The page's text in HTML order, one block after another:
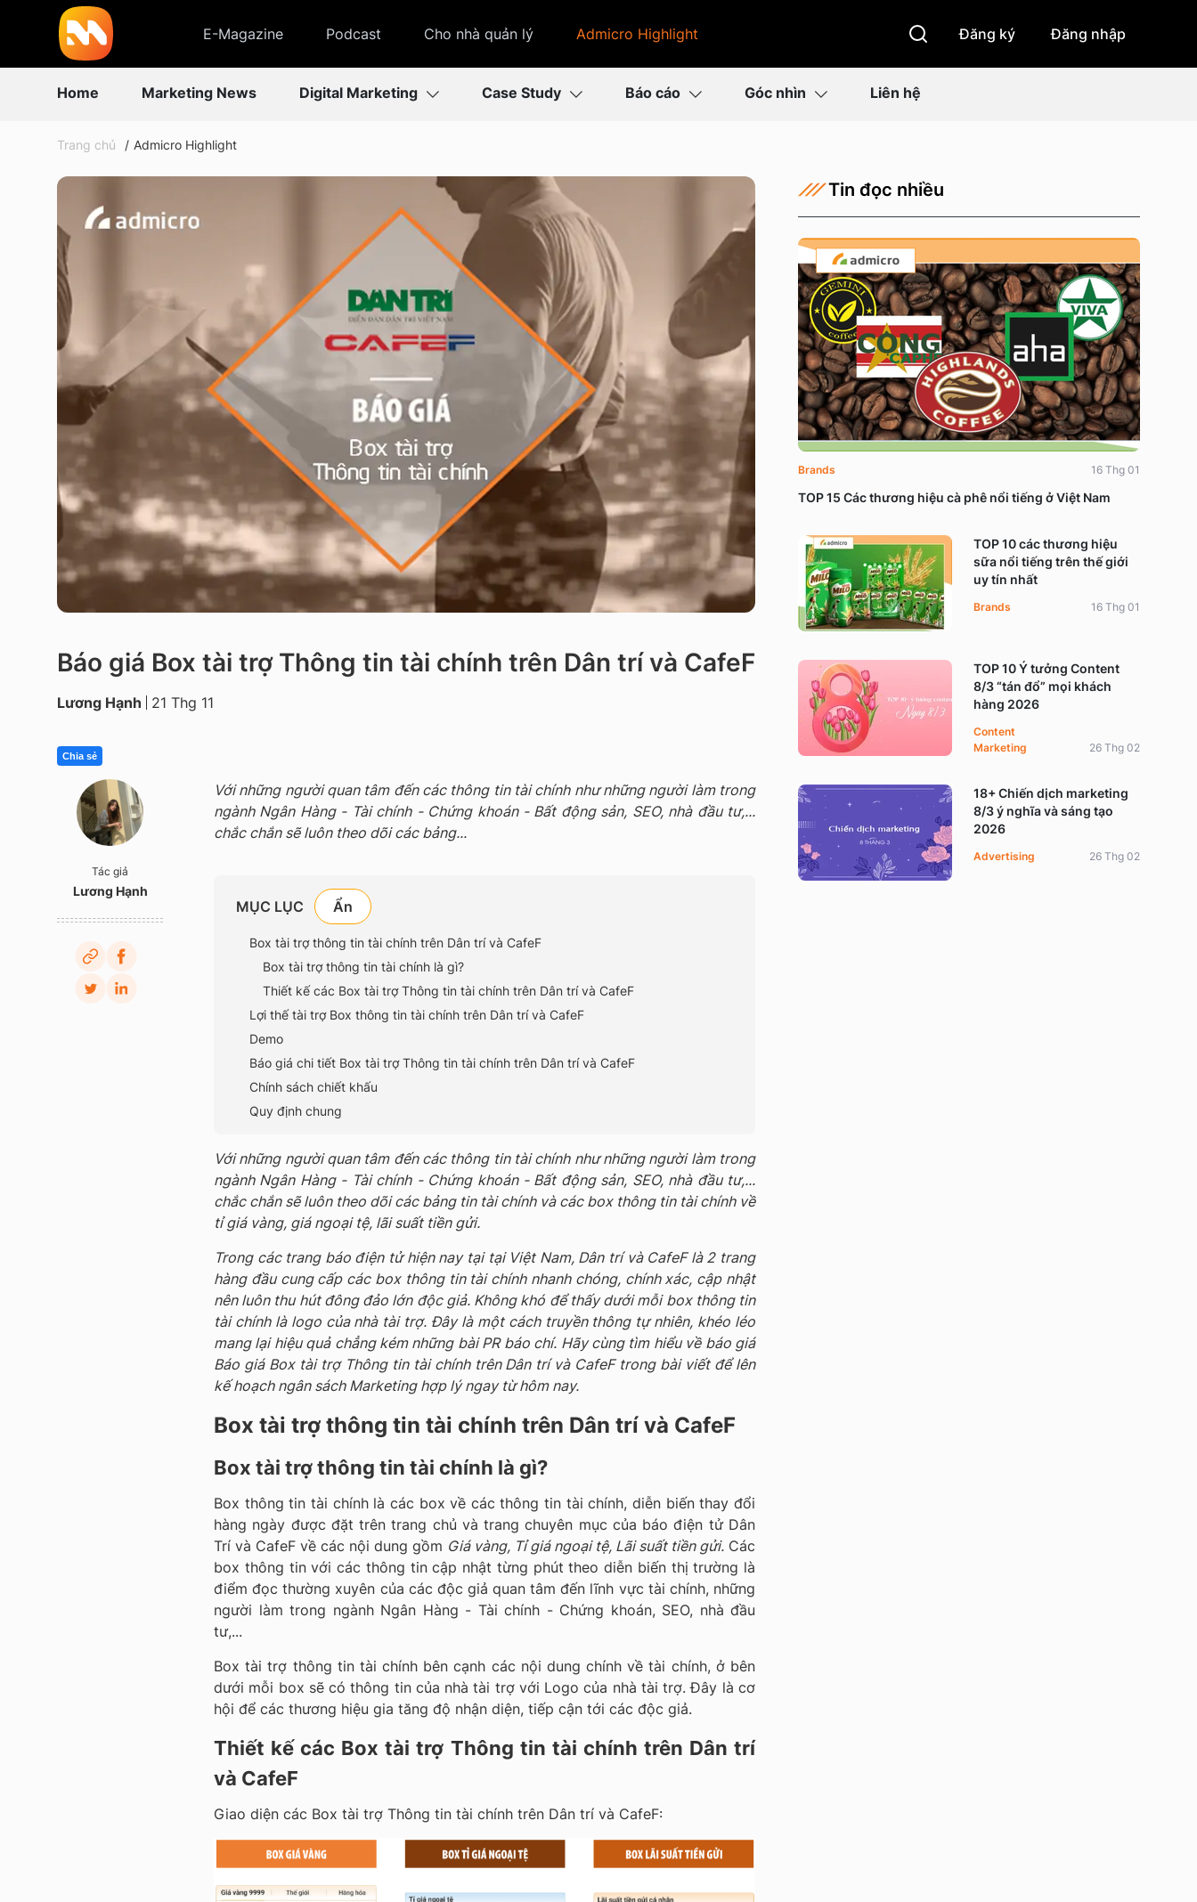
E-Magazine Podcast Cho nhà quản lý Admicro Highlight Đăng ký Đăng nhập
Home Marketing News Digital Marketing Case Study Báo cáo Góc nhìn Liên hệ
Trang chủ Admicro Highlight
Báo giá Box tài trợ Thông tin tài chính trên Dân trí và CafeF
Lương Hạnh 21 Thg 11
Chia sẻ
Tác giả
Lương Hạnh
Với những người quan tâm đến các thông tin tài chính như những người làm trong
ngành Ngân Hàng - Tài chính - Chứng khoán - Bất động sản, SEO, nhà đầu tư,...
chắc chắn sẽ luôn theo dõi các bảng...
MỤC LỤC
Box tài trợ thông tin tài chính trên Dân trí và CafeF
Box tài trợ thông tin tài chính là gì?
Thiết kế các Box tài trợ Thông tin tài chính trên Dân trí và CafeF
Lợi thế tài trợ Box thông tin tài chính trên Dân trí và CafeF
Demo
Báo giá chi tiết Box tài trợ Thông tin tài chính trên Dân trí và CafeF
Chính sách chiết khấu
Quy định chung
Với những người quan tâm đến các thông tin tài chính như những người làm trong
ngành Ngân Hàng - Tài chính - Chứng khoán - Bất động sản, SEO, nhà đầu tư,...
chắc chắn sẽ luôn theo dõi các bảng tin tài chính và các box thông tin tài chính về
tỉ giá vàng, giá ngoại tệ, lãi suất tiền gửi.
Trong các trang báo điện tử hiện nay tại tại Việt Nam, Dân trí và CafeF là 2 trang
hàng đầu cung cấp các box thông tin tài chính nhanh chóng, chính xác, cập nhật
nên luôn thu hút đông đảo lớn độc giả. Không khó để thấy dưới mỗi box thông tin
tài chính là logo của nhà tài trợ. Đây là một cách truyền thông tự nhiên, khéo léo
mang lại hiệu quả chẳng kém những bài PR báo chí. Hãy cùng tìm hiểu về báo giá
Báo giá Box tài trợ Thông tin tài chính trên Dân trí và CafeF trong bài viết để lên
kế hoạch ngân sách Marketing hợp lý ngay từ hôm nay.
Box tài trợ thông tin tài chính trên Dân trí và CafeF
Box tài trợ thông tin tài chính là gì?
Box thông tin tài chính là các box về các thông tin tài chính, diễn biến thay đổi
hàng ngày được đặt trên trang chủ và trang chuyên mục của báo điện tử Dân
Trí và CafeF về các nội dung gồm Giá vàng, Tỉ giá ngoại tệ, Lãi suất tiền gửi. Các
box thông tin với các thông tin cập nhật từng phút theo diễn biến thị trường là
điểm đọc thường xuyên của các độc giả quan tâm đến lĩnh vực tài chính, những
người làm trong ngành Ngân Hàng - Tài chính - Chứng khoán, SEO, nhà đầu
tư,...
Box tài trợ thông tin tài chính bên cạnh các nội dung chính về tài chính, ở bên
dưới mỗi box sẽ có thông tin của nhà tài trợ với Logo của nhà tài trợ. Đây là cơ
hội để các thương hiệu gia tăng độ nhận diện, tiếp cận tới các độc giả.
Thiết kế các Box tài trợ Thông tin tài chính trên Dân trí
và CafeF
Giao diện các Box tài trợ Thông tin tài chính trên Dân trí và CafeF:
Tin đọc nhiều
TOP 15 Các thương hiệu cà phê nổi tiếng ở Việt Nam
Brands 16 Thg 01
TOP 10 các thương hiệu
sữa nổi tiếng trên thế giới
uy tín nhất
Brands 16 Thg 01
TOP 10 Ý tưởng Content
8/3 “tán đổ” mọi khách
hàng 2026
Content
Marketing
26 Thg 02
18+ Chiến dịch marketing
8/3 ý nghĩa và sáng tạo
2026
Advertising 26 Thg 02